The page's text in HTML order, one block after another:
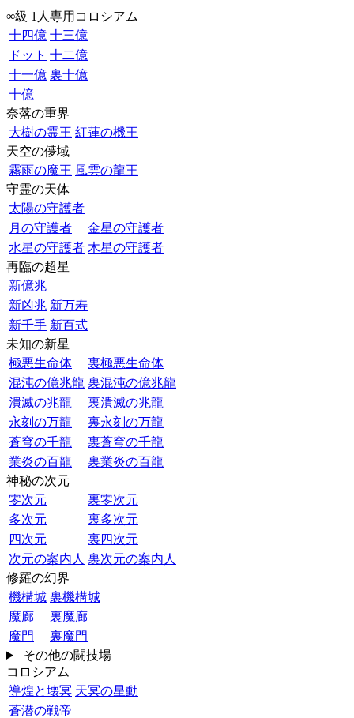
∞級 1人専用コロシアム
十四億 十三億
ドット 十二億
十一億 裏十億
十億
奈落の重界
大樹の霊王 紅蓮の機王
天空の儚域
霧雨の魔王 風雲の龍王
守霊の天体
太陽の守護者
月の守護者
金星の守護者
水星の守護者 木星の守護者
再臨の超星
新億兆
新凶兆 新万寿
新千手 新百式
未知の新星
極悪生命体
裏極悪生命体
混沌の億兆龍 裏混沌の億兆龍
潰滅の兆龍
裏潰滅の兆龍
永刻の万龍
裏永刻の万龍
蒼穹の千龍
裏蒼穹の千龍
業炎の百龍
裏業炎の百龍
神秘の次元
零次元
裏零次元
多次元
裏多次元
四次元
裏四次元
次元の案内人 裏次元の案内人
修羅の幻界
機構城 裏機構城
魔廊
裏魔廊
魔門
裏魔門
その他の闘技場
コロシアム
導煌と壊冥 天冥の星動
蒼潜の戦帝